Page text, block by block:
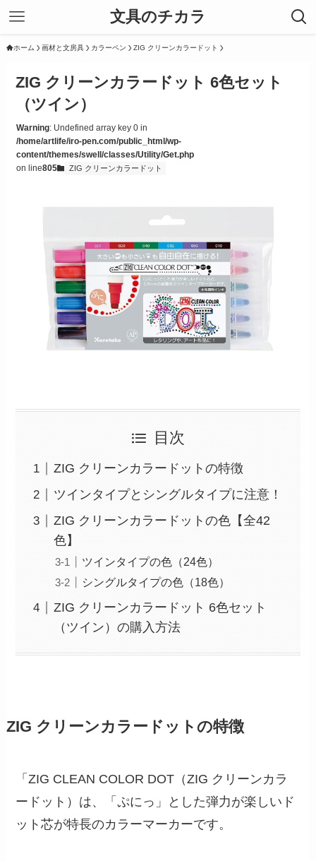
文具のチカラ
ホーム 画材と文房具 カラーペン ZIG クリーンカラードット
ZIG クリーンカラードット 6色セット
（ツイン）
Warning: Undefined array key 0 in
/home/artlife/iro-pen.com/public_html/wp-
content/themes/swell/classes/Utility/Get.php
on line805 ZIG クリーンカラードット
目次
ZIG クリーンカラードットの特徴
ツインタイプとシングルタイプに注意！
ZIG クリーンカラードットの色【全42
色】
ツインタイプの色（24色）
シングルタイプの色（18色）
ZIG クリーンカラードット 6色セット
（ツイン）の購入方法
ZIG クリーンカラードットの特徴
「ZIG CLEAN COLOR DOT（ZIG クリーンカラ
ードット）は、「ぷにっ」とした弾力が楽しいド
ット芯が特長のカラーマーカーです。